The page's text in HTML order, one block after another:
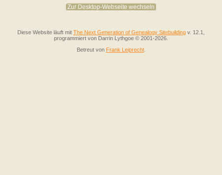
Zur Desktop-Webseite wechseln
Diese Website läuft mit The Next Generation of Genealogy Sitebuilding v. 12.1,
programmiert von Darrin Lythgoe © 2001-2026.
Betreut von Frank Leiprecht.